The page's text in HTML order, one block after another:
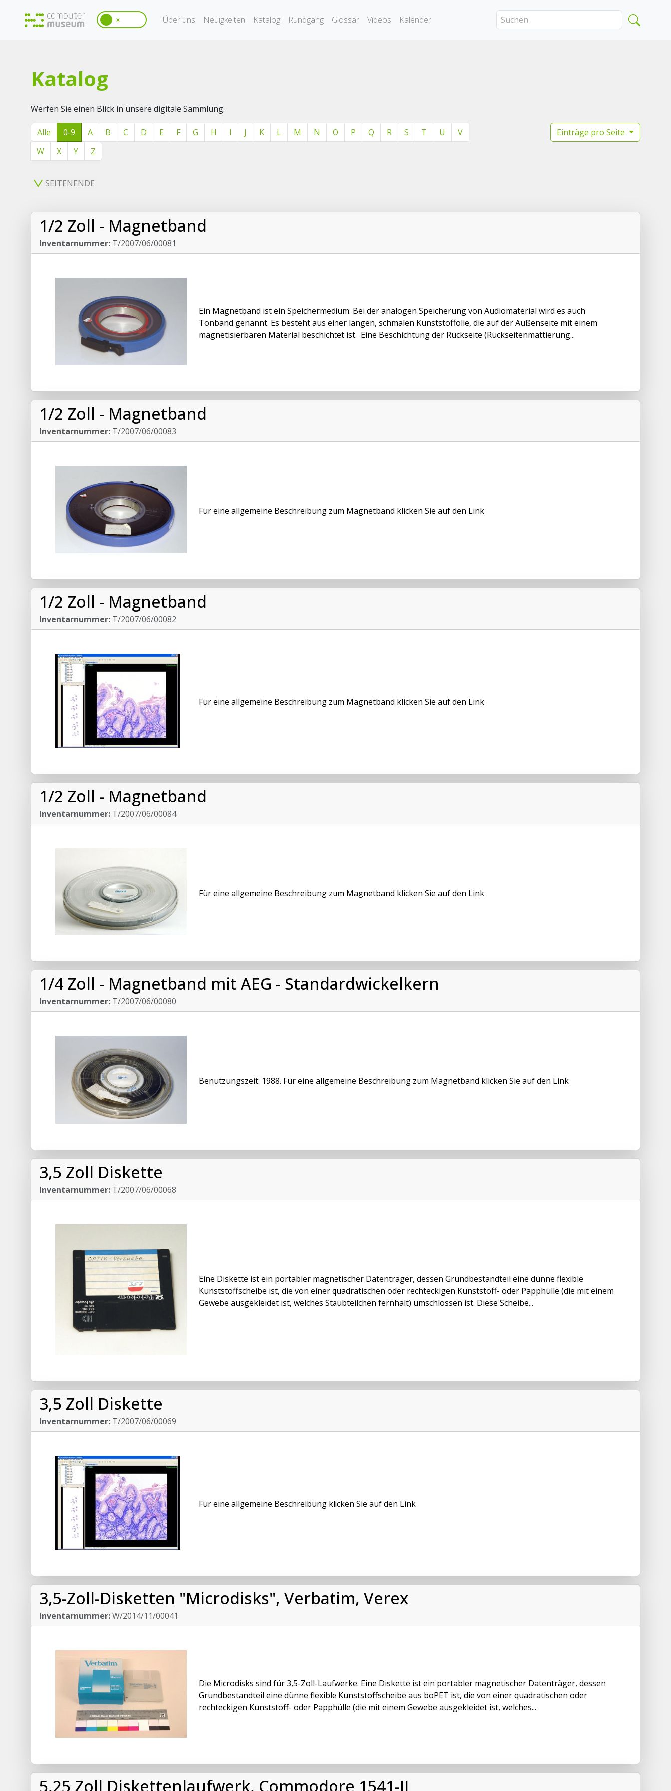
☀️ Über uns Neuigkeiten Katalog Rundgang Glossar Videos Kalender
Katalog
Werfen Sie einen Blick in unsere digitale Sammlung.
Alle 0-9 A B C D E F G H I J K L M N O P Q R S T U
V
W
X Y Z
Einträge pro Seite
SEITENENDE
1/2 Zoll - Magnetband
Inventarnummer: T/2007/06/00081
Ein Magnetband ist ein Speichermedium. Bei der analogen Speicherung von Audiomaterial wird es auch
Tonband genannt. Es besteht aus einer langen, schmalen Kunststoffolie, die auf der Außenseite mit einem
magnetisierbaren Material beschichtet ist. Eine Beschichtung der Rückseite (Rückseitenmattierung...
1/2 Zoll - Magnetband
Inventarnummer: T/2007/06/00083
Für eine allgemeine Beschreibung zum Magnetband klicken Sie auf den Link
1/2 Zoll - Magnetband
Inventarnummer: T/2007/06/00082
Für eine allgemeine Beschreibung zum Magnetband klicken Sie auf den Link
1/2 Zoll - Magnetband
Inventarnummer: T/2007/06/00084
Für eine allgemeine Beschreibung zum Magnetband klicken Sie auf den Link
1/4 Zoll - Magnetband mit AEG - Standardwickelkern
Inventarnummer: T/2007/06/00080
Benutzungszeit: 1988. Für eine allgemeine Beschreibung zum Magnetband klicken Sie auf den Link
3,5 Zoll Diskette
Inventarnummer: T/2007/06/00068
Eine Diskette ist ein portabler magnetischer Datenträger, dessen Grundbestandteil eine dünne flexible
Kunststoffscheibe ist, die von einer quadratischen oder rechteckigen Kunststoff- oder Papphülle (die mit einem
Gewebe ausgekleidet ist, welches Staubteilchen fernhält) umschlossen ist. Diese Scheibe...
3,5 Zoll Diskette
Inventarnummer: T/2007/06/00069
Für eine allgemeine Beschreibung klicken Sie auf den Link
3,5-Zoll-Disketten "Microdisks", Verbatim, Verex
Inventarnummer:W/2014/11/00041
Die Microdisks sind für 3,5-Zoll-Laufwerke. Eine Diskette ist ein portabler magnetischer Datenträger, dessen
Grundbestandteil eine dünne flexible Kunststoffscheibe aus boPET ist, die von einer quadratischen oder
rechteckigen Kunststoff- oder Papphülle (die mit einem Gewebe ausgekleidet ist, welches...
5,25 Zoll Diskettenlaufwerk, Commodore 1541-II